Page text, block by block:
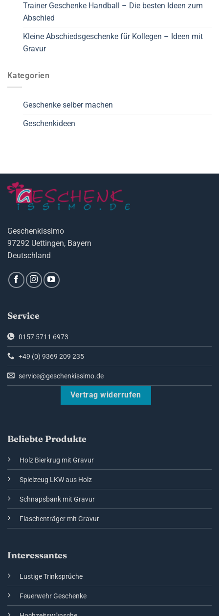
Trainer Geschenke Handball – Die besten Ideen zum
Abschied
Kleine Abschiedsgeschenke für Kollegen – Ideen mit
Gravur
Kategorien
Geschenke selber machen
Geschenkideen
Geschenkissimo
97292 Uettingen, Bayern
Deutschland
Service
0157 5711 6973
+49 (0) 9369 209 235
service@geschenkissimo.de
Vertrag widerrufen
Beliebte Produkte
Holz Bierkrug mit Gravur
Spielzeug LKW aus Holz
Schnapsbank mit Gravur
Flaschenträger mit Gravur
Interessantes
Lustige Trinksprüche
Feuerwehr Geschenke